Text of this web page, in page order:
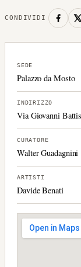
CONDIVIDI
SEDE
Palazzo da Mosto
INDIRIZZO
Via Giovanni
CURATORE
Walter Guadagnini
ARTISTI
Davide Benati